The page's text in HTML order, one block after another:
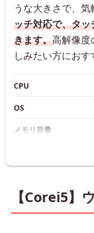
うな大きさで、気
ッチ対応で、タ
きます。高解像度
しみたい方におす
CPU
OS
メモリ容量
【Corei5】